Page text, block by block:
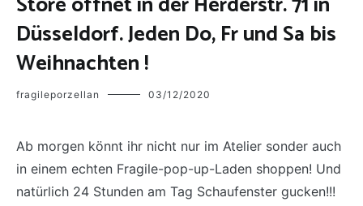
Düsseldorf. Jeden Do, Fr und Sa bis
Weihnachten !
fragileporzellan 03/12/2020
Ab morgen könnt ihr nicht nur im Atelier sonder auch
in einem echten Fragile-pop-up-Laden shoppen! Und
natürlich 24 Stunden am Tag Schaufenster gucken!!!